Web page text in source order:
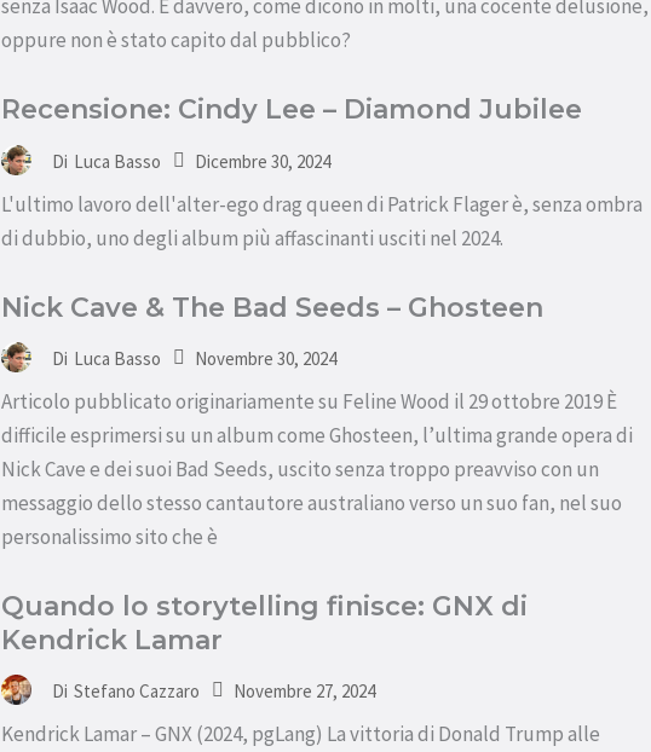
senza Isaac Wood. È davvero, come dicono in molti, una cocente delusione,
oppure non è stato capito dal pubblico?
Recensione: Cindy Lee – Diamond Jubilee
Di Luca Basso Dicembre 30, 2024
L'ultimo lavoro dell'alter-ego drag queen di Patrick Flager è, senza ombra
di dubbio, uno degli album più affascinanti usciti nel 2024.
Nick Cave & The Bad Seeds – Ghosteen
Di Luca Basso Novembre 30, 2024
Articolo pubblicato originariamente su Feline Wood il 29 ottobre 2019 È
difficile esprimersi su un album come Ghosteen, l’ultima grande opera di
Nick Cave e dei suoi Bad Seeds, uscito senza troppo preavviso con un
messaggio dello stesso cantautore australiano verso un suo fan, nel suo
personalissimo sito che è
Quando lo storytelling finisce: GNX di
Kendrick Lamar
Di Stefano Cazzaro Novembre 27, 2024
Kendrick Lamar – GNX (2024, pgLang) La vittoria di Donald Trump alle